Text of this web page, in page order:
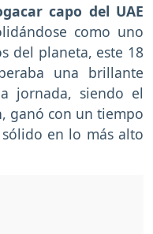
capo del UAE
como uno
del planeta, este 18
una brillante
jornada, siendo el
ganó con un tiempo
en lo más alto